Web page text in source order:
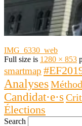
IMG_6330_web
Full size is 1280 × 853
smartmap
Analyses
Candidat·e·s
Élections
Search